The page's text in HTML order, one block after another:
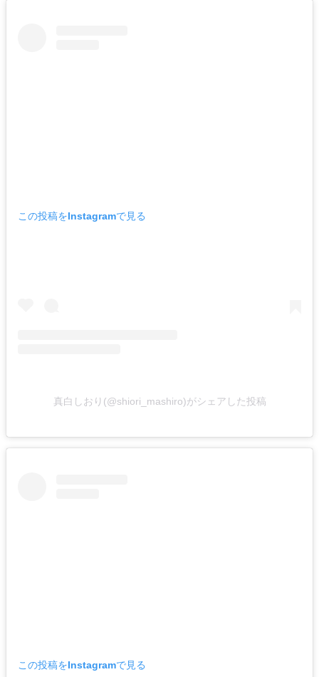
この投稿をInstagramで見る
真白しおり(@shiori_mashiro)がシェアした投稿
この投稿をInstagramで見る